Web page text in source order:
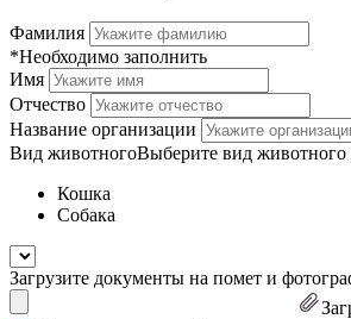
Фамилия
*Необходимо заполнить
Имя
Отчество
Название организации
Вид животногоВыберите вид животного
Кошка
Собака
Загрузите документы на помет и